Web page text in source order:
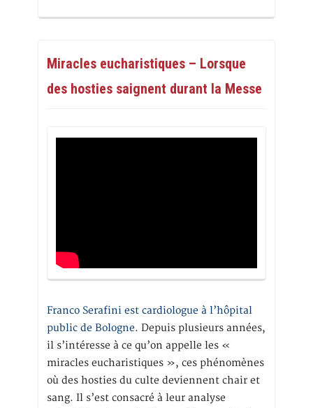
Miracles eucharistiques – Lorsque
des hosties saignent durant la Messe
Franco Serafini est cardiologue à l’hôpital
public de Bologne. Depuis plusieurs années,
il s’intéresse à ce qu’on appelle les «
miracles eucharistiques », ces phénomènes
où des hosties du culte deviennent chair et
sang. Il s’est consacré à leur analyse